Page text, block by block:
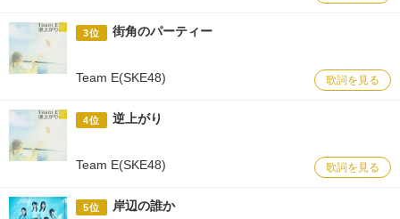
3位 街角のパーティー
Team E(SKE48) 歌詞を見る
4位 逆上がり
Team E(SKE48) 歌詞を見る
5位 岸辺の誰か